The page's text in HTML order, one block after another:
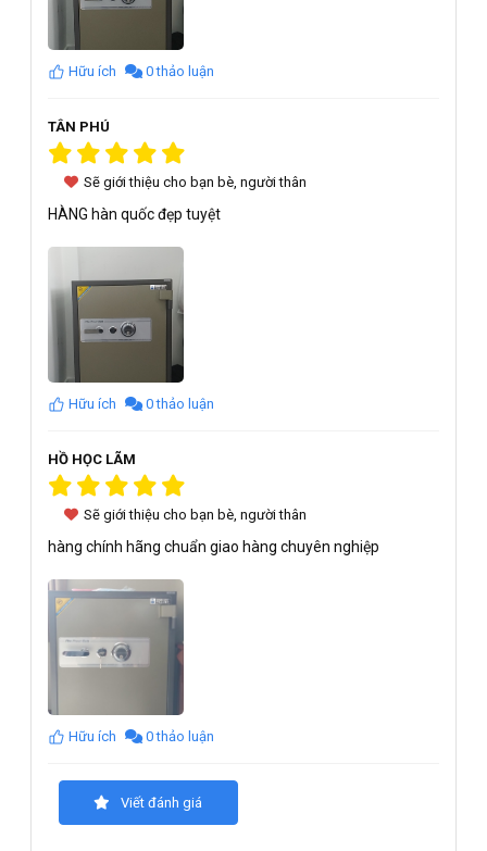
Hữu ích 0 thảo luận
TÂN PHÚ
Sẽ giới thiệu cho bạn bè, người thân
HÀNG hàn quốc đẹp tuyệt
Hữu ích 0 thảo luận
HỒ HỌC LÃM
Sẽ giới thiệu cho bạn bè, người thân
hàng chính hãng chuẩn giao hàng chuyên nghiệp
Hữu ích 0 thảo luận
Viết đánh giá